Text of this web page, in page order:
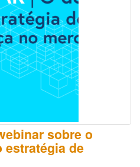
sobre o
estratégia de